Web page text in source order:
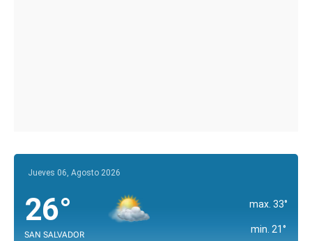
Jueves 06, Agosto 2026
26°
SAN SALVADOR
max. 33°
min. 21°